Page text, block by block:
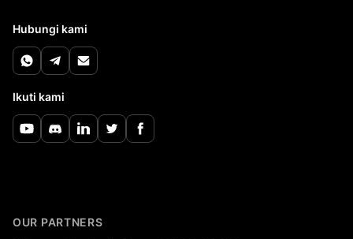
Hubungi kami
Ikuti kami
OUR PARTNERS